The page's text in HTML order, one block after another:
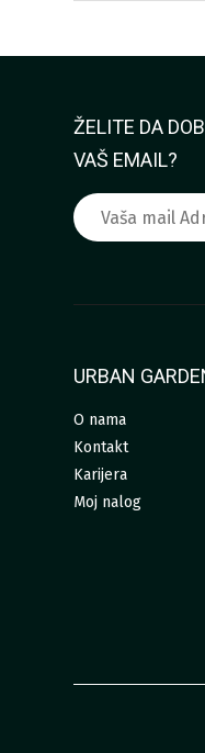
ŽELITE DA
VAŠ EMAIL?
URBAN
O nama
Kontakt
Karijera
Moj nalog